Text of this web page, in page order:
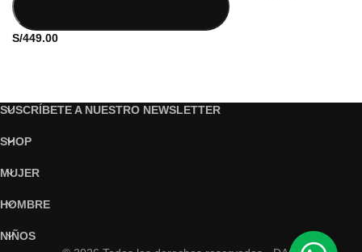
S/449.00
SUSCRÍBETE A NUESTRO NEWSLETTER
SHOP
MUJER
HOMBRE
NIÑOS